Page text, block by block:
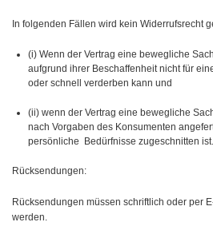
In folgenden Fällen wird kein Widerrufsrecht
(i) Wenn der Vertrag eine bewegliche
aufgrund ihrer Beschaffenheit nicht für
oder schnell verderben kann und
(ii) wenn der Vertrag eine bewegliche
nach Vorgaben des Konsumenten
persönliche Bedürfnisse zugeschnitten ist.
Rücksendungen:
Rücksendungen müssen schriftlich oder per
werden.